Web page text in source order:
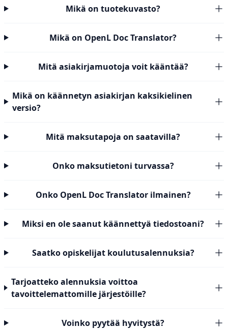
Mikä on tuotekuvasto?
Mikä on OpenL Doc Translator?
Mitä asiakirjamuotoja voit kääntää?
Mikä on käännetyn asiakirjan kaksikielinen
versio?
Mitä maksutapoja on saatavilla?
Onko maksutietoni turvassa?
Onko OpenL Doc Translator ilmainen?
Miksi en ole saanut käännettyä tiedostoani?
Saatko opiskelijat koulutusalennuksia?
Tarjoatteko alennuksia voittoa
tavoittelemattomille järjestöille?
Voinko pyytää hyvitystä?